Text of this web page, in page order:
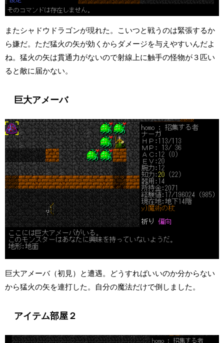
またシャドウドラゴンが現れた。こいつと戦うのは緊張するか
ら嫌だ。ただ猛火の矢が効くからダメージを与えやすいんだよ
ね。猛火の矢は貫通力がないので射線上に触手の怪物が３匹い
ると敵に届かない。
巨大アメーバ
巨大アメーバ（初見）と遭遇。どうすればいいのか分からない
から猛火の矢を連打した。自分の魔法だけで倒しました。
アイテム部屋２